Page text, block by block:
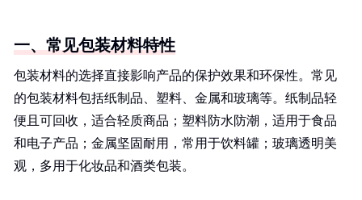
一、常见包装材料特性
包装材料的选择直接影响产品的保护效果和环保性。常见
的包装材料包括纸制品、塑料、金属和玻璃等。纸制品轻
便且可回收，适合轻质商品；塑料防水防潮，适用于食品
和电子产品；金属坚固耐用，常用于饮料罐；玻璃透明美
观，多用于化妆品和酒类包装。